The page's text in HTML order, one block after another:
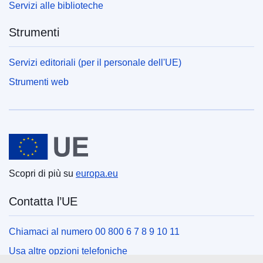
Servizi alle biblioteche
Strumenti
Servizi editoriali (per il personale dell'UE)
Strumenti web
Unione europea
Scopri di più su europa.eu
Contatta l’UE
Chiamaci al numero 00 800 6 7 8 9 10 11
Usa altre opzioni telefoniche